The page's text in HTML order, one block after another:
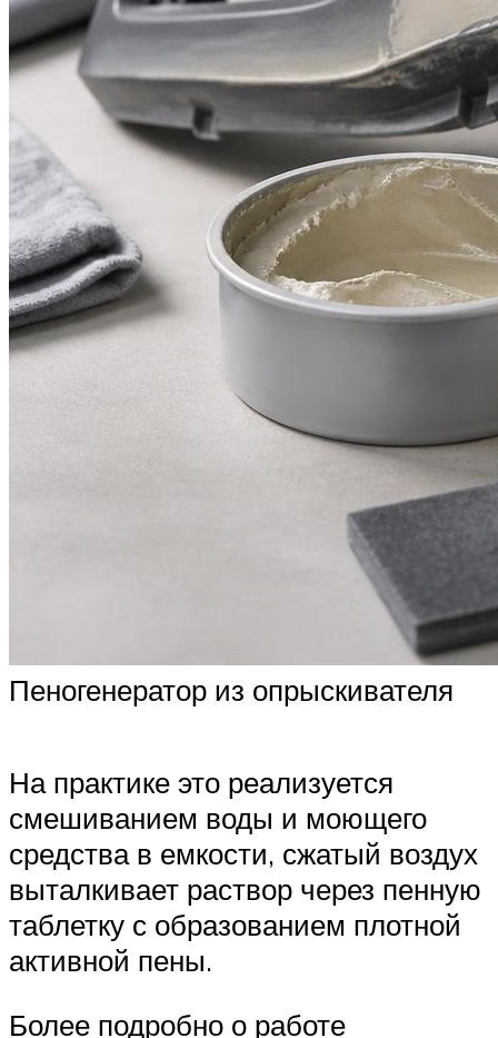
Пеногенератор из опрыскивателя
На практике это реализуется
смешиванием воды и моющего
средства в емкости, сжатый воздух
выталкивает раствор через пенную
таблетку с образованием плотной
активной пены.
Более подробно о работе